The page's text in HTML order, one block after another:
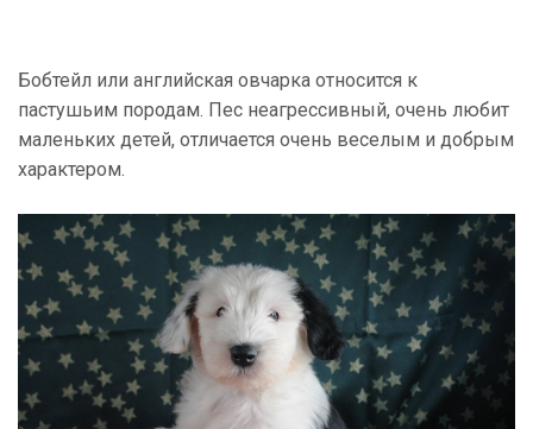
Бобтейл или английская овчарка относится к
пастушьим породам. Пес неагрессивный, очень любит
маленьких детей, отличается очень веселым и добрым
характером.